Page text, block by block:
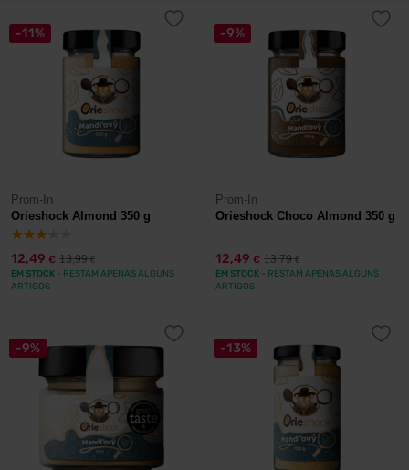
-11%
Prom-In
Orieshock Almond 350 g
12,49 € 13,99€
EM STOCK - RESTAM APENAS ALGUNS
ARTIGOS
-9%
Prom-In
Orieshock Choco Almond 350 g
12,49 € 13,79€
EM STOCK - RESTAM APENAS ALGUNS
ARTIGOS
-9% -13%